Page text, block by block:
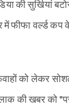
की सुर्खियां
में फीफा वर्ल्ड
को लेकर सोशल
की खबर को